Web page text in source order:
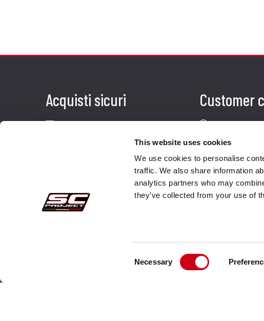
This website uses cookies
We use cookies to personalise
traffic. We also share information
analytics partners who may
they’ve collected from your use of
Necessary
Acquisti sicuri
Pagamenti
Condizioni generali di vendita
Informativa sul trattamento dei dati
Customer
Faq
Spedizioni
Servizio clienti
Contatti